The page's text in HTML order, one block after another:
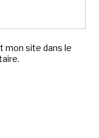
mon site dans le